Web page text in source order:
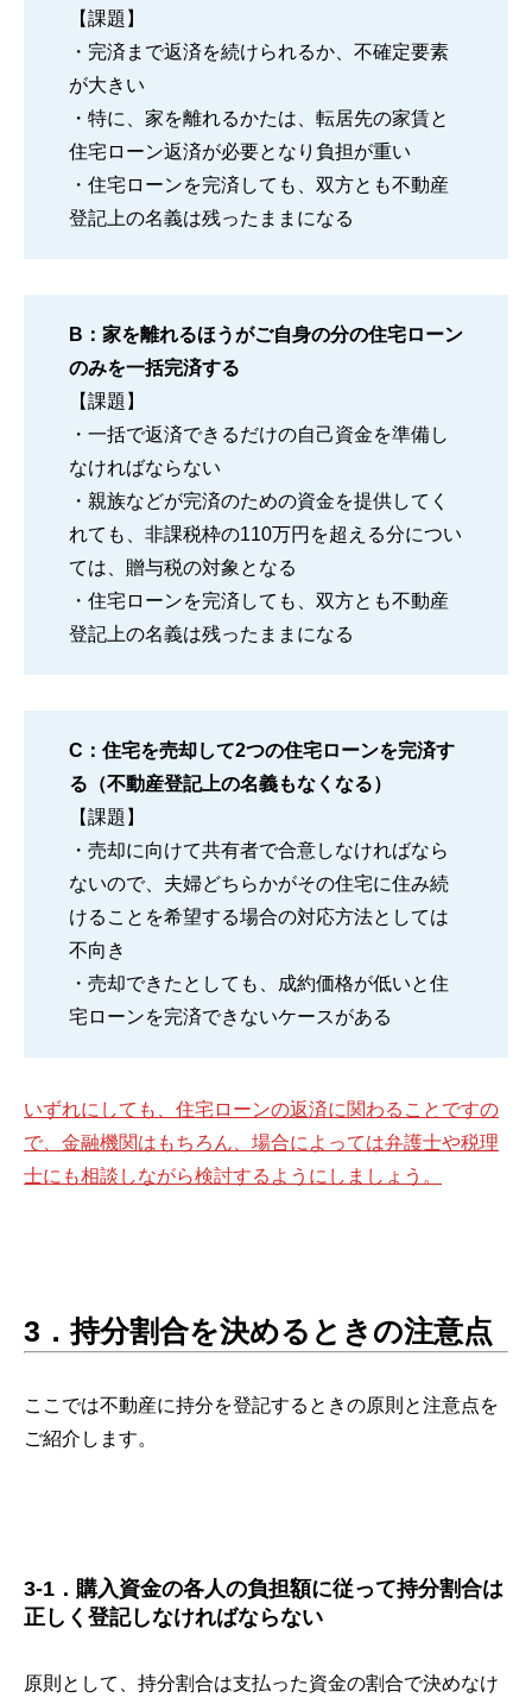
【課題】
・完済まで返済を続けられるか、不確定要素
が大きい
・特に、家を離れるかたは、転居先の家賃と
住宅ローン返済が必要となり負担が重い
・住宅ローンを完済しても、双方とも不動産
登記上の名義は残ったままになる
B：家を離れるほうがご自身の分の住宅ローン
のみを一括完済する
【課題】
・一括で返済できるだけの自己資金を準備し
なければならない
・親族などが完済のための資金を提供してく
れても、非課税枠の110万円を超える分につい
ては、贈与税の対象となる
・住宅ローンを完済しても、双方とも不動産
登記上の名義は残ったままになる
C：住宅を売却して2つの住宅ローンを完済す
る（不動産登記上の名義もなくなる）
【課題】
・売却に向けて共有者で合意しなければなら
ないので、夫婦どちらかがその住宅に住み続
けることを希望する場合の対応方法としては
不向き
・売却できたとしても、成約価格が低いと住
宅ローンを完済できないケースがある
いずれにしても、住宅ローンの返済に関わることですの
で、金融機関はもちろん、場合によっては弁護士や税理
士にも相談しながら検討するようにしましょう。
3．持分割合を決めるときの注意点
ここでは不動産に持分を登記するときの原則と注意点を
ご紹介します。
3-1．購入資金の各人の負担額に従って持分割合は
正しく登記しなければならない
原則として、持分割合は支払った資金の割合で決めなけ